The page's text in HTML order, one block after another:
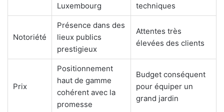
Luxembourg
techniques
Notoriété
Présence dans des
lieux publics
prestigieux
Attentes très
élevées des clients
Prix
Positionnement
haut de gamme
cohérent avec la
promesse
Budget conséquent
pour équiper un
grand jardin